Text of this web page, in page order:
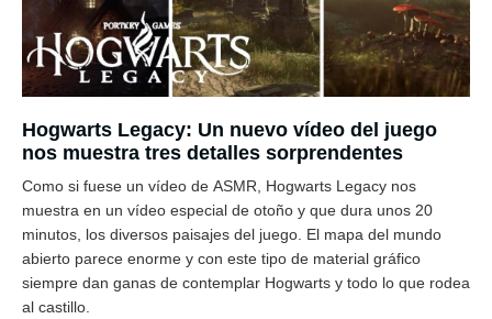
Hogwarts Legacy: Un nuevo vídeo del juego
nos muestra tres detalles sorprendentes
Como si fuese un vídeo de ASMR, Hogwarts Legacy nos
muestra en un vídeo especial de otoño y que dura unos 20
minutos, los diversos paisajes del juego. El mapa del mundo
abierto parece enorme y con este tipo de material gráfico
siempre dan ganas de contemplar Hogwarts y todo lo que rodea
al castillo.